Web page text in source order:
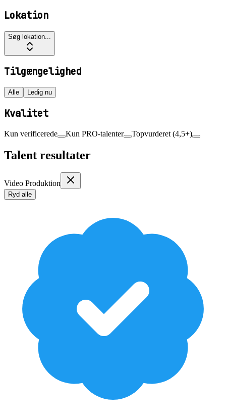
Lokation
Søg lokation...
Tilgængelighed
Alle Ledig nu
Kvalitet
Kun verificerede Kun PRO-talenter Topvurderet (4,5+)
Talent resultater
Video Produktion
Ryd alle